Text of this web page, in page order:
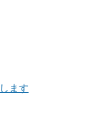
ます